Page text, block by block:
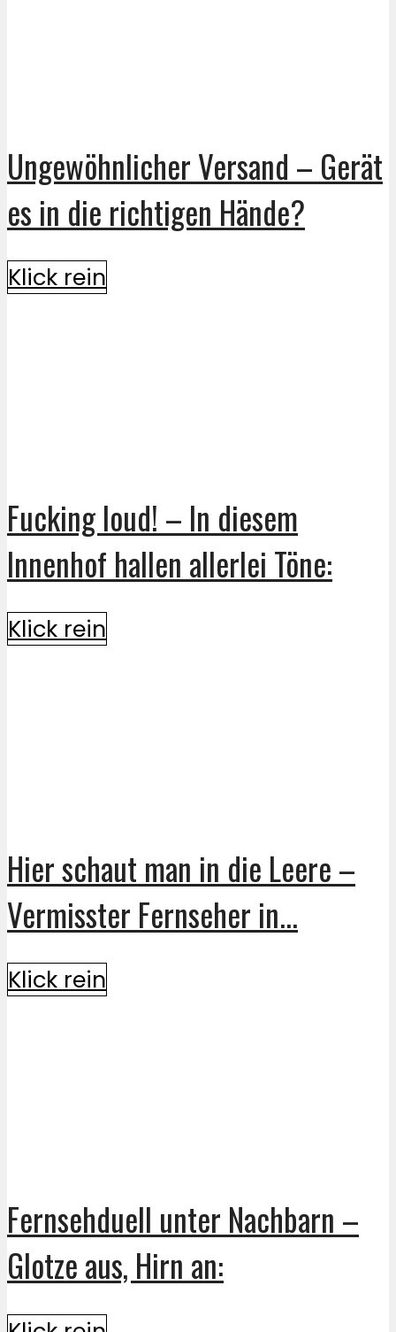
Ungewöhnlicher Versand – Gerät
es in die richtigen Hände?
Klick rein
Fucking loud! – In diesem
Innenhof hallen allerlei Töne:
Klick rein
Hier schaut man in die Leere –
Vermisster Fernseher in...
Klick rein
Fernsehduell unter Nachbarn –
Glotze aus, Hirn an: